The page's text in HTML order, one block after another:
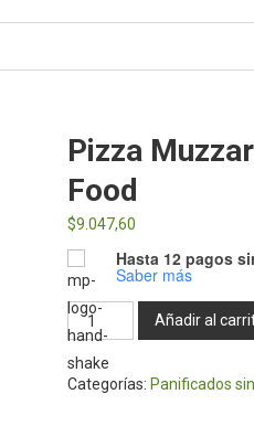
Pizza
Food
$9.047,60
Hasta 12 pagos
Saber más
Pizza
Muzzarella
4
Añadir al
Categorías: Panificados